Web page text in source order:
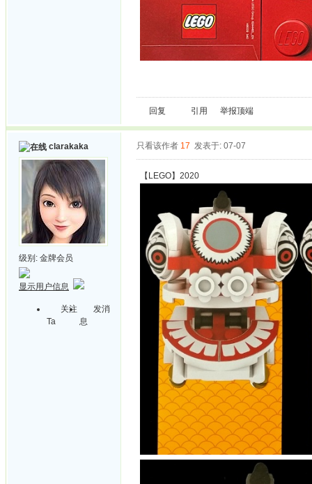
回复 引用 举报顶端
clarakaka
级别: 金牌会员
显示用户信息
关注
Ta
发消
息
只看该作者 17 发表于: 07-07
【LEGO】2020